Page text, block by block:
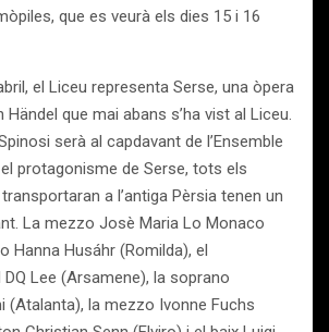
que es veurà els dies 15 i 16
el Liceu representa Serse, una òpera
Händel que mai abans s’ha vist al Liceu.
serà al capdavant de l’Ensemble
protagonisme de Serse, tots els
a l’antiga Pèrsia tenen un
La mezzo Josè Maria Lo Monaco
Hanna Husáhr (Romilda), el
Lee (Arsamene), la soprano
(Atalanta), la mezzo Ivonne Fuchs